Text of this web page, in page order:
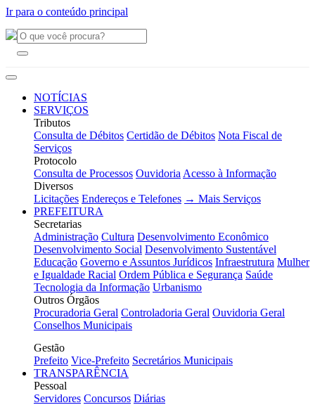
Ir para o conteúdo principal
NOTÍCIAS
SERVIÇOS
Tributos
Consulta de Débitos Certidão de Débitos Nota Fiscal de
Serviços
Protocolo
Consulta de Processos Ouvidoria Acesso à Informação
Diversos
Licitações Endereços e Telefones → Mais Serviços
PREFEITURA
Secretarias
Administração Cultura Desenvolvimento Econômico
Desenvolvimento Social Desenvolvimento Sustentável
Educação Governo e Assuntos Jurídicos Infraestrutura Mulher
e Igualdade Racial Ordem Pública e Segurança Saúde
Tecnologia da Informação Urbanismo
Outros Órgãos
Procuradoria Geral Controladoria Geral Ouvidoria Geral
Conselhos Municipais
Gestão
Prefeito Vice-Prefeito Secretários Municipais
TRANSPARÊNCIA
Pessoal
Servidores Concursos Diárias